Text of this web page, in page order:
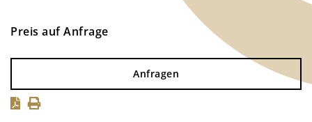
Preis auf Anfrage
Anfragen